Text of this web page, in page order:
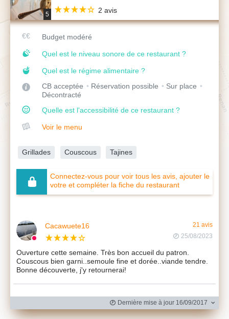
5
2 avis
Budget modéré
Quel est le niveau sonore de ce restaurant ?
Quel est le régime alimentaire ?
CB acceptée
Réservation possible
Sur place
Décontracté
Quelle est l'accessibilité de ce restaurant ?
Voir le menu
Grillades Couscous Tajines
Connectez-vous pour voir tous les avis, ajouter le
votre et compléter la fiche du restaurant
Cacawuete16
21 avis
25/08/2023
Ouverture cette semaine. Très bon accueil du patron.
Couscous bien garni..semoule fine et dorée..viande tendre.
Bonne découverte, j'y retournerai!
Dernière mise à jour 16/09/2017